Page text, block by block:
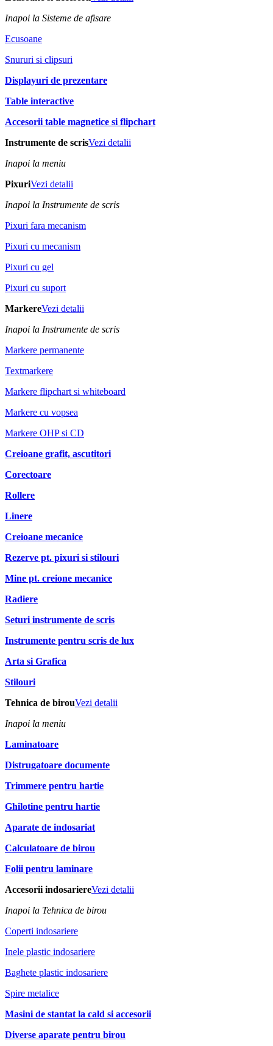
Inapoi la Sisteme de afisare
Ecusoane
Snururi si clipsuri
Displayuri de prezentare
Table interactive
Accesorii table magnetice si flipchart
Instrumente de scrisVezi detalii
Inapoi la meniu
PixuriVezi detalii
Inapoi la Instrumente de scris
Pixuri fara mecanism
Pixuri cu mecanism
Pixuri cu gel
Pixuri cu suport
MarkereVezi detalii
Inapoi la Instrumente de scris
Markere permanente
Textmarkere
Markere flipchart si whiteboard
Markere cu vopsea
Markere OHP si CD
Creioane grafit, ascutitori
Corectoare
Rollere
Linere
Creioane mecanice
Rezerve pt. pixuri si stilouri
Mine pt. creione mecanice
Radiere
Seturi instrumente de scris
Instrumente pentru scris de lux
Arta si Grafica
Stilouri
Tehnica de birouVezi detalii
Inapoi la meniu
Laminatoare
Distrugatoare documente
Trimmere pentru hartie
Ghilotine pentru hartie
Aparate de indosariat
Calculatoare de birou
Folii pentru laminare
Accesorii indosariereVezi detalii
Inapoi la Tehnica de birou
Coperti indosariere
Inele plastic indosariere
Baghete plastic indosariere
Spire metalice
Masini de stantat la cald si accesorii
Diverse aparate pentru birou